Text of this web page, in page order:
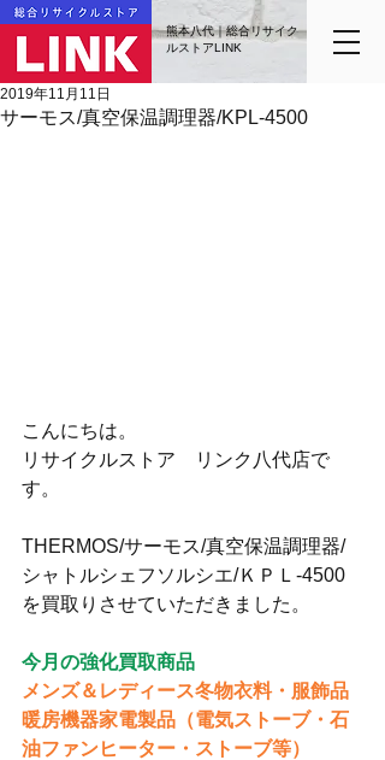
熊本八代｜総合リサイク
ルストアLINK
サーモス/真空保温調理器/KPL-4500
2019年11月11日
こんにちは。
リサイクルストア　リンク八代店で
す。
THERMOS/サーモス/真空保温調理器/
シャトルシェフソルシエ/ＫＰＬ-4500
を買取りさせていただきました。
今月の強化買取商品
メンズ＆レディース冬物衣料・服飾品
暖房機器家電製品（電気ストーブ・石
油ファンヒーター・ストーブ等）